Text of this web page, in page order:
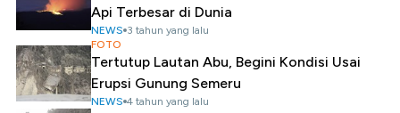
Api Terbesar di Dunia
NEWS 3 tahun yang lalu
FOTO
Tertutup Lautan Abu, Begini Kondisi Usai
Erupsi Gunung Semeru
NEWS 4 tahun yang lalu